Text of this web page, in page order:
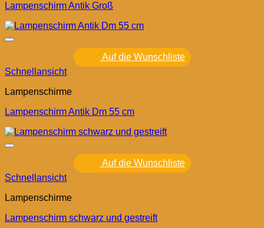
Lampenschirm Antik Groß
Auf die Wunschliste
Schnellansicht
Lampenschirme
Lampenschirm Antik Dm 55 cm
Auf die Wunschliste
Schnellansicht
Lampenschirme
Lampenschirm schwarz und gestreift